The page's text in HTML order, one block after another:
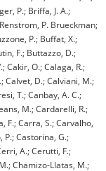
P.; Briffa, J. A.;
P. Brueckman;
P.; Buffat, X.;
F.; Buttazzo, D.;
Cakir, O.; Calaga, R.;
Calvet, D.; Calviani, M.;
T.; Canbay, A. C.;
M.; Cardarelli, R.;
F.; Carra, S.; Carvalho,
P.; Castorina, G.;
A.; Cerutti, F.;
Chamizo-Llatas, M.;